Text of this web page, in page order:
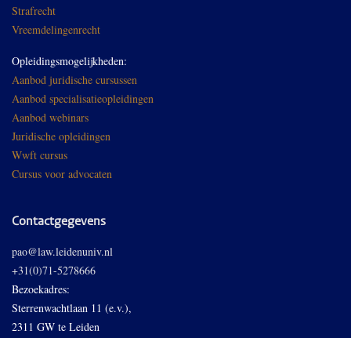
Strafrecht
Vreemdelingenrecht
Opleidingsmogelijkheden:
Aanbod juridische cursussen
Aanbod specialisatieopleidingen
Aanbod webinars
Juridische opleidingen
Wwft cursus
Cursus voor advocaten
Contactgegevens
pao@law.leidenuniv.nl
+31(0)71-5278666
Bezoekadres:
Sterrenwachtlaan 11 (e.v.),
2311 GW te Leiden